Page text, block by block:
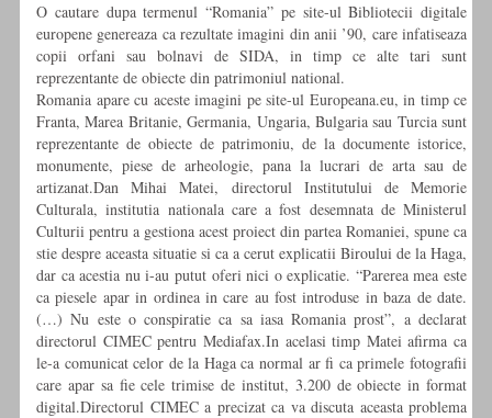
O cautare dupa termenul “Romania” pe site-ul Bibliotecii digitale
europene genereaza ca rezultate imagini din anii ’90, care infatiseaza
copii orfani sau bolnavi de SIDA, in timp ce alte tari sunt
reprezentante de obiecte din patrimoniul national.
Romania apare cu aceste imagini pe site-ul Europeana.eu, in timp ce
Franta, Marea Britanie, Germania, Ungaria, Bulgaria sau Turcia sunt
reprezentante de obiecte de patrimoniu, de la documente istorice,
monumente, piese de arheologie, pana la lucrari de arta sau de
artizanat.Dan Mihai Matei, directorul Institutului de Memorie
Culturala, institutia nationala care a fost desemnata de Ministerul
Culturii pentru a gestiona acest proiect din partea Romaniei, spune ca
stie despre aceasta situatie si ca a cerut explicatii Biroului de la Haga,
dar ca acestia nu i-au putut oferi nici o explicatie. “Parerea mea este
ca piesele apar in ordinea in care au fost introduse in baza de date.
(…) Nu este o conspiratie ca sa iasa Romania prost”, a declarat
directorul CIMEC pentru Mediafax.In acelasi timp Matei afirma ca
le-a comunicat celor de la Haga ca normal ar fi ca primele fotografii
care apar sa fie cele trimise de institut, 3.200 de obiecte in format
digital.Directorul CIMEC a precizat ca va discuta aceasta problema